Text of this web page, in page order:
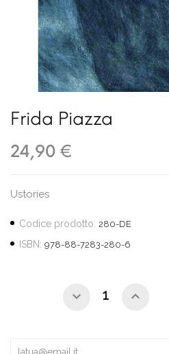
Frida Piazza
24,90 €
Ustories
Codice prodotto: 280-DE
ISBN: 978-88-7283-280-6